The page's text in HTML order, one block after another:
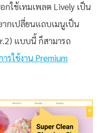
กใช้เทมเพลต Lively เป็น
กเปลี่ยนแถบเมนูเป็น
แบบนี้ ก็สามารถ
ารใช้งาน Premium